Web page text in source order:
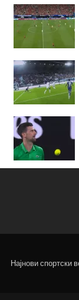
Најнови спортски